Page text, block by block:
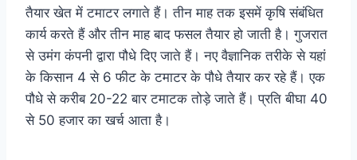
तैयार खेत में टमाटर लगाते हैं। तीन माह तक इसमें कृषि संबंधित
कार्य करते हैं और तीन माह बाद फसल तैयार हो जाती है। गुजरात
से उमंग कंपनी द्वारा पौधे दिए जाते हैं। नए वैज्ञानिक तरीके से यहां
के किसान 4 से 6 फीट के टमाटर के पौधे तैयार कर रहे हैं। एक
पौधे से करीब 20-22 बार टमाटक तोड़े जाते हैं। प्रति बीघा 40
से 50 हजार का खर्च आता है।